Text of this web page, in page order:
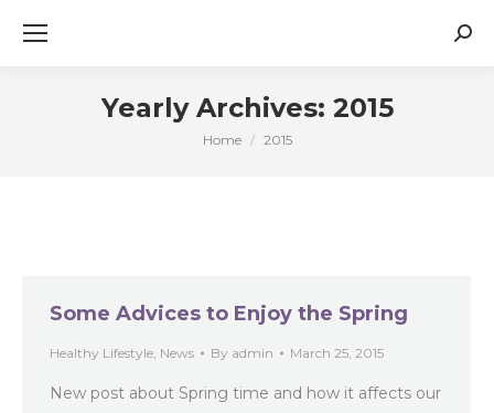
Yearly Archives: 2015
You are here:
Home 2015
Some Advices to Enjoy the Spring
Healthy Lifestyle, News By admin March 25, 2015
New post about Spring time and how it affects our